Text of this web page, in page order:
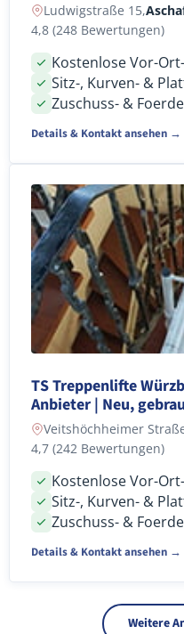
Ludwigstraße 15,
4,8 (248 Bewertungen)
Kostenlose Vor-
Sitz-, Kurven- &
Zuschuss- &
Details & Kontakt ansehen →
TS Treppenlifte
Anbieter | Neu,
Veitshöchheimer
4,7 (242 Bewertungen)
Kostenlose Vor-
Sitz-, Kurven- &
Zuschuss- &
Details & Kontakt ansehen →
Weitere